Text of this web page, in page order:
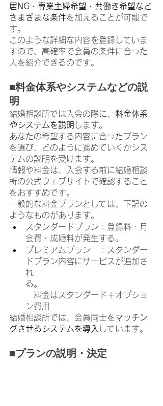
居NG・専業主婦希望・共働き希望など
さまざまな条件を加えることが可能で
す。
このような詳細な内容を登録していま
すので、高確率で会員の条件に合った
人を紹介できるのです。
■料金体系やシステムなどの説
明
結婚相談所では入会の際に、 料金体系
やシステムを説明 します。
あなたの希望する内容に合ったプラン
を選び、どのように進めていくかシス
テムの説明を受けます。
情報や料金は、入会する前に結婚相談
所の公式ウェブサイトで確認すること
をおすすめです。
一般的な料金プランとしては、下記の
ようなものがあります。
スタンダードプラン：登録料・月
会費・成婚料が発生する。
プレミアムプラン　：スタンダー
ドプラン内容にサービスが追加さ
れ
る。
料金はスタンダード＋オプショ
ン費用
結婚相談所では、会員同士をマッチン
グさせるシステムを導入 しています。
■プランの説明・決定